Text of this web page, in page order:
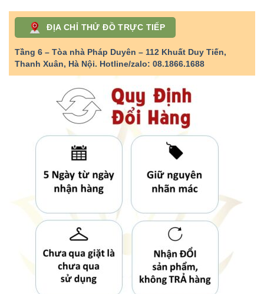
ĐỊA CHỈ THỬ ĐỒ TRỰC TIẾP
Tầng 6 – Tòa nhà Pháp Duyên – 112 Khuất Duy Tiến,
Thanh Xuân, Hà Nội. Hotline/zalo: 08.1866.1688